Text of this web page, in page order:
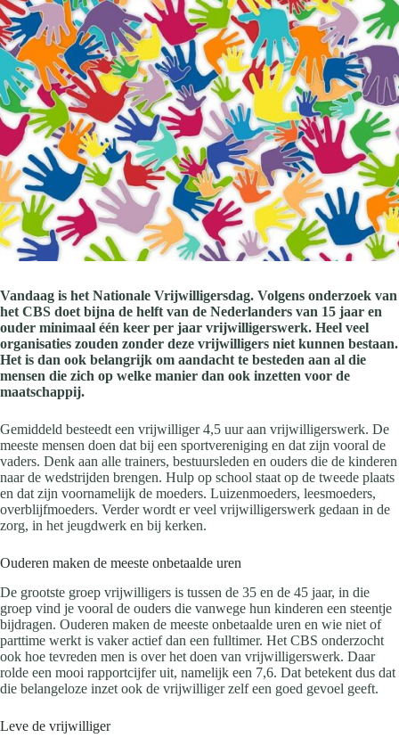
Vandaag is het Nationale Vrijwilligersdag. Volgens onderzoek van
het CBS doet bijna de helft van de Nederlanders van 15 jaar en
ouder minimaal één keer per jaar vrijwilligerswerk. Heel veel
organisaties zouden zonder deze vrijwilligers niet kunnen bestaan.
Het is dan ook belangrijk om aandacht te besteden aan al die
mensen die zich op welke manier dan ook inzetten voor de
maatschappij.
Gemiddeld besteedt een vrijwilliger 4,5 uur aan vrijwilligerswerk. De
meeste mensen doen dat bij een sportvereniging en dat zijn vooral de
vaders. Denk aan alle trainers, bestuursleden en ouders die de kinderen
naar de wedstrijden brengen. Hulp op school staat op de tweede plaats
en dat zijn voornamelijk de moeders. Luizenmoeders, leesmoeders,
overblijfmoeders. Verder wordt er veel vrijwilligerswerk gedaan in de
zorg, in het jeugdwerk en bij kerken.
Ouderen maken de meeste onbetaalde uren
De grootste groep vrijwilligers is tussen de 35 en de 45 jaar, in die
groep vind je vooral de ouders die vanwege hun kinderen een steentje
bijdragen. Ouderen maken de meeste onbetaalde uren en wie niet of
parttime werkt is vaker actief dan een fulltimer. Het CBS onderzocht
ook hoe tevreden men is over het doen van vrijwilligerswerk. Daar
rolde een mooi rapportcijfer uit, namelijk een 7,6. Dat betekent dus dat
die belangeloze inzet ook de vrijwilliger zelf een goed gevoel geeft.
Leve de vrijwilliger